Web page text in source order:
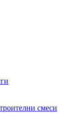
смеси